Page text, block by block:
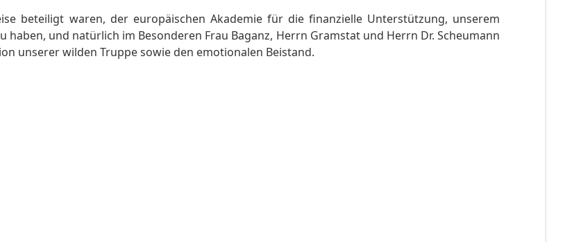
beteiligt waren, der europäischen Akademie für die finanzielle Unterstützung, unserem
und natürlich im Besonderen Frau Baganz, Herrn Gramstat und Herrn Dr. Scheumann
unserer wilden Truppe sowie den emotionalen Beistand.